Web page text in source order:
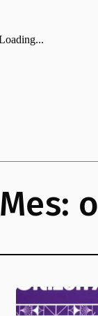
Mes: